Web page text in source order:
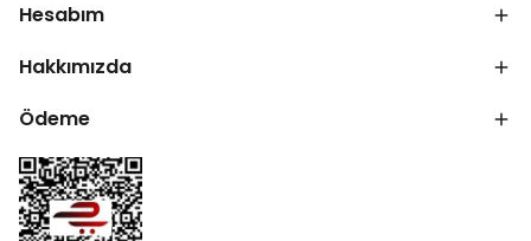
Hesabım
Hakkımızda
Ödeme